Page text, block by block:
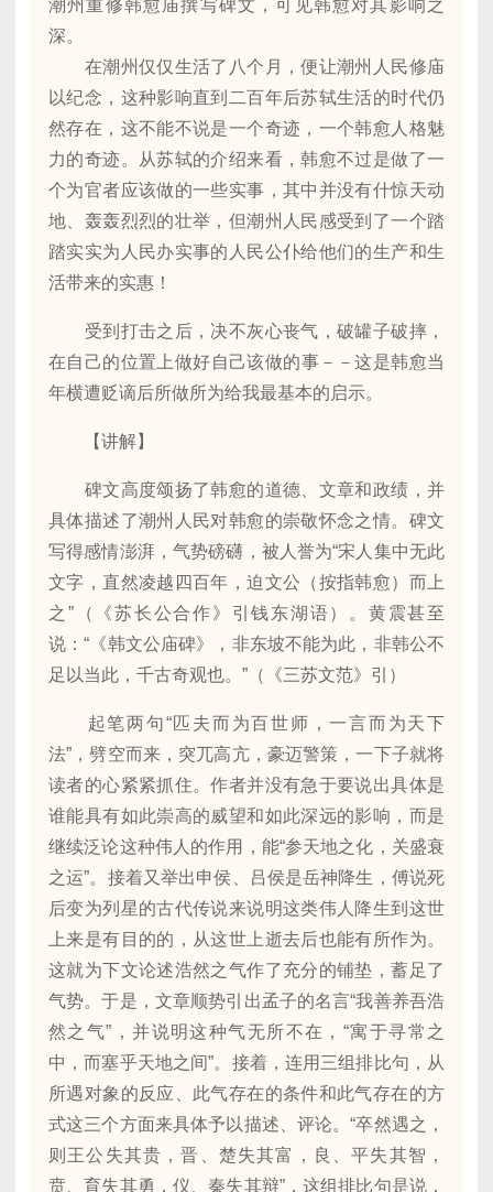
潮州重修韩愈庙撰写碑文，可见韩愈对其影响之
深。
在潮州仅仅生活了八个月，便让潮州人民修庙
以纪念，这种影响直到二百年后苏轼生活的时代仍
然存在，这不能不说是一个奇迹，一个韩愈人格魅
力的奇迹。从苏轼的介绍来看，韩愈不过是做了一
个为官者应该做的一些实事，其中并没有什惊天动
地、轰轰烈烈的壮举，但潮州人民感受到了一个踏
踏实实为人民办实事的人民公仆给他们的生产和生
活带来的实惠！
受到打击之后，决不灰心丧气，破罐子破摔，
在自己的位置上做好自己该做的事－－这是韩愈当
年横遭贬谪后所做所为给我最基本的启示。
【讲解】
碑文高度颂扬了韩愈的道德、文章和政绩，并
具体描述了潮州人民对韩愈的崇敬怀念之情。碑文
写得感情澎湃，气势磅礴，被人誉为“宋人集中无此
文字，直然凌越四百年，迫文公（按指韩愈）而上
之”（《苏长公合作》引钱东湖语）。黄震甚至
说：“《韩文公庙碑》，非东坡不能为此，非韩公不
足以当此，千古奇观也。”（《三苏文范》引）
起笔两句“匹夫而为百世师，一言而为天下
法”，劈空而来，突兀高亢，豪迈警策，一下子就将
读者的心紧紧抓住。作者并没有急于要说出具体是
谁能具有如此崇高的威望和如此深远的影响，而是
继续泛论这种伟人的作用，能“参天地之化，关盛衰
之运”。接着又举出申侯、吕侯是岳神降生，傅说死
后变为列星的古代传说来说明这类伟人降生到这世
上来是有目的的，从这世上逝去后也能有所作为。
这就为下文论述浩然之气作了充分的铺垫，蓄足了
气势。于是，文章顺势引出孟子的名言“我善养吾浩
然之气”，并说明这种气无所不在，“寓于寻常之
中，而塞乎天地之间”。接着，连用三组排比句，从
所遇对象的反应、此气存在的条件和此气存在的方
式这三个方面来具体予以描述、评论。“卒然遇之，
则王公失其贵，晋、楚失其富，良、平失其智，
贲、育失其勇，仪、秦失其辩”，这组排比句是说，